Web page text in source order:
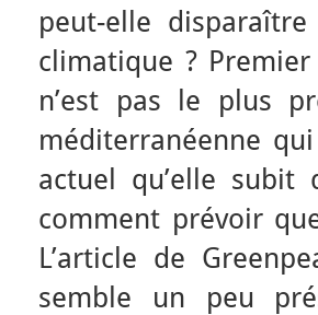
peut-elle
climatique ?
n’est pas le plus
méditerranéenne
actuel qu’elle
comment prévoir
L’article de
semble un peu